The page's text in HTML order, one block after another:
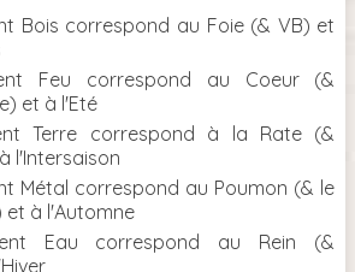
Bois correspond au Foie (& VB) et
Feu correspond au Coeur (&
et à l'Eté
Terre correspond à la Rate (&
l'Intersaison
Métal correspond au Poumon (& le
et à l'Automne
Eau correspond au Rein (&